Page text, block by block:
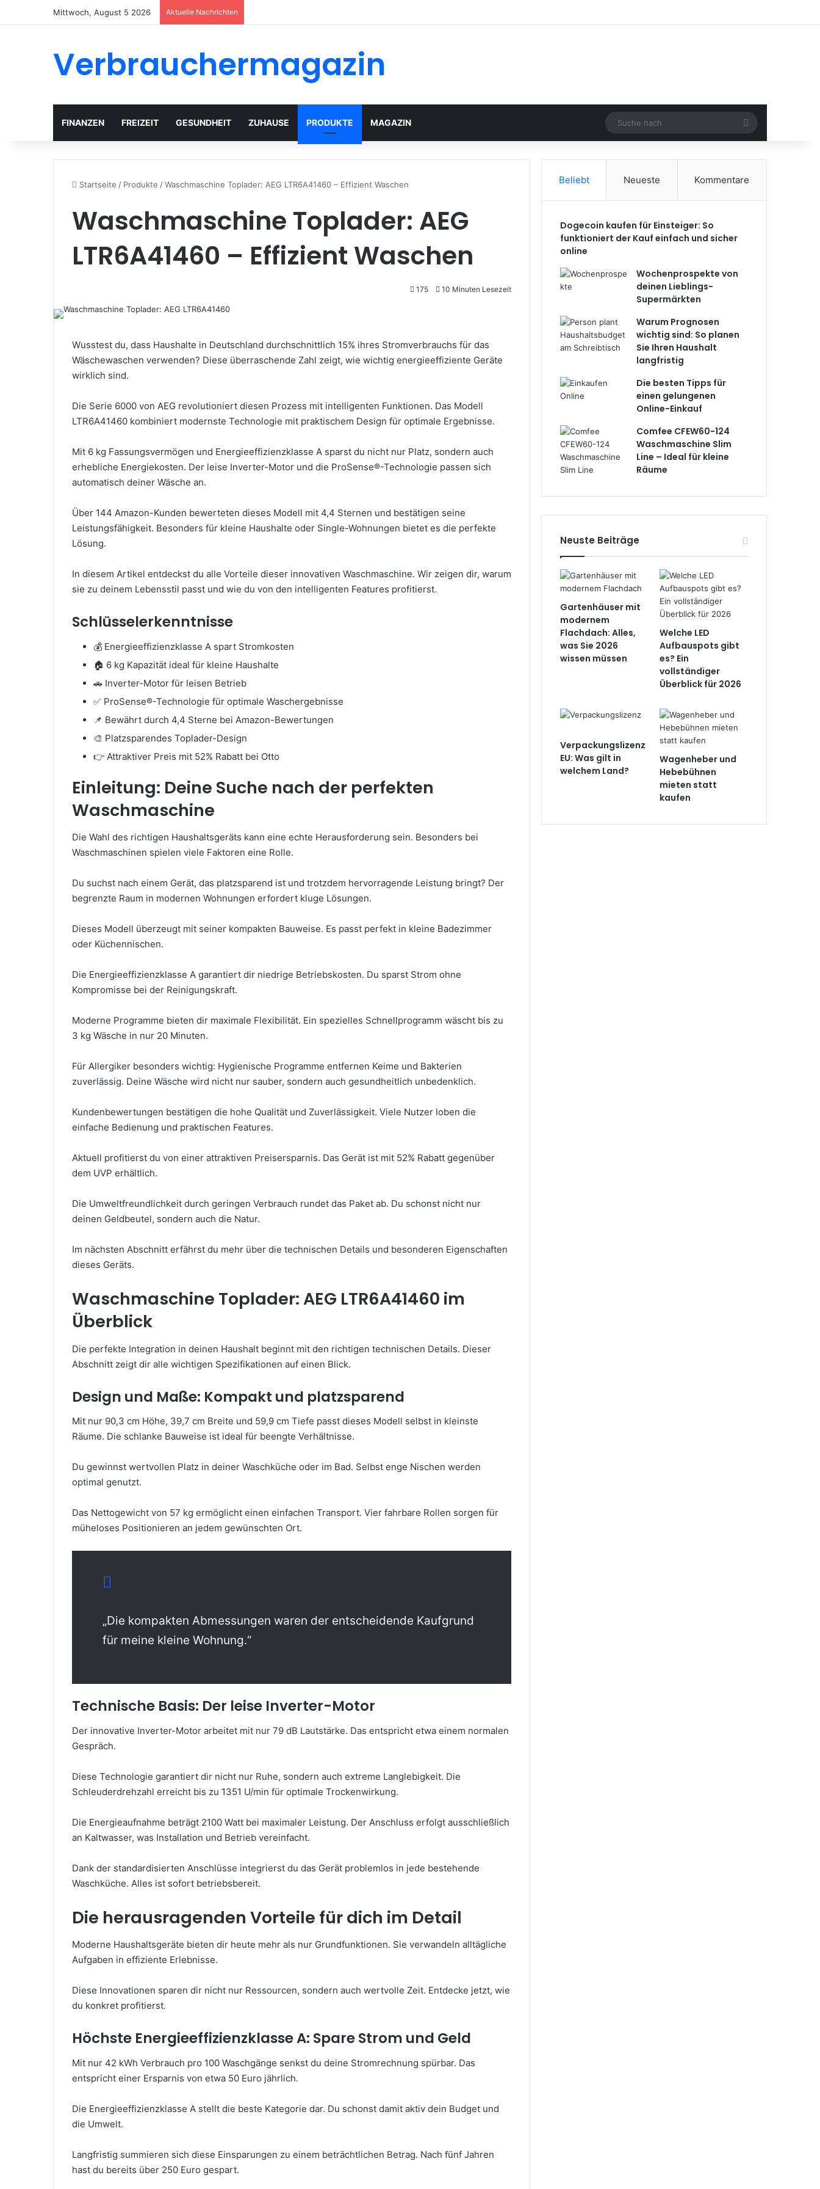
Mittwoch, August 5 2026 Aktuelle Nachrichten
Verbrauchermagazin
FINANZEN FREIZEIT GESUNDHEIT ZUHAUSE PRODUKTE MAGAZIN
Suche
nach
Startseite / Produkte /Waschmaschine Toplader: AEG LTR6A41460 – Effizient Waschen
Waschmaschine Toplader: AEG
LTR6A41460 – Effizient Waschen
175 10 Minuten Lesezeit
Wusstest du, dass Haushalte in Deutschland durchschnittlich 15% ihres Stromverbrauchs für das
Wäschewaschen verwenden? Diese überraschende Zahl zeigt, wie wichtig energieeffiziente Geräte
wirklich sind.
Die Serie 6000 von AEG revolutioniert diesen Prozess mit intelligenten Funktionen. Das Modell
LTR6A41460 kombiniert modernste Technologie mit praktischem Design für optimale Ergebnisse.
Mit 6 kg Fassungsvermögen und Energieeffizienzklasse A sparst du nicht nur Platz, sondern auch
erhebliche Energiekosten. Der leise Inverter-Motor und die ProSense®-Technologie passen sich
automatisch deiner Wäsche an.
Über 144 Amazon-Kunden bewerteten dieses Modell mit 4,4 Sternen und bestätigen seine
Leistungsfähigkeit. Besonders für kleine Haushalte oder Single-Wohnungen bietet es die perfekte
Lösung.
In diesem Artikel entdeckst du alle Vorteile dieser innovativen Waschmaschine. Wir zeigen dir, warum
sie zu deinem Lebensstil passt und wie du von den intelligenten Features profitierst.
Schlüsselerkenntnisse
💰 Energieeffizienzklasse A spart Stromkosten
🏠 6 kg Kapazität ideal für kleine Haushalte
🚗 Inverter-Motor für leisen Betrieb
✅ ProSense®-Technologie für optimale Waschergebnisse
📌 Bewährt durch 4,4 Sterne bei Amazon-Bewertungen
🎨 Platzsparendes Toplader-Design
👉 Attraktiver Preis mit 52% Rabatt bei Otto
Einleitung: Deine Suche nach der perfekten
Waschmaschine
Die Wahl des richtigen Haushaltsgeräts kann eine echte Herausforderung sein. Besonders bei
Waschmaschinen spielen viele Faktoren eine Rolle.
Du suchst nach einem Gerät, das platzsparend ist und trotzdem hervorragende Leistung bringt? Der
begrenzte Raum in modernen Wohnungen erfordert kluge Lösungen.
Dieses Modell überzeugt mit seiner kompakten Bauweise. Es passt perfekt in kleine Badezimmer
oder Küchennischen.
Die Energieeffizienzklasse A garantiert dir niedrige Betriebskosten. Du sparst Strom ohne
Kompromisse bei der Reinigungskraft.
Moderne Programme bieten dir maximale Flexibilität. Ein spezielles Schnellprogramm wäscht bis zu
3 kg Wäsche in nur 20 Minuten.
Für Allergiker besonders wichtig: Hygienische Programme entfernen Keime und Bakterien
zuverlässig. Deine Wäsche wird nicht nur sauber, sondern auch gesundheitlich unbedenklich.
Kundenbewertungen bestätigen die hohe Qualität und Zuverlässigkeit. Viele Nutzer loben die
einfache Bedienung und praktischen Features.
Aktuell profitierst du von einer attraktiven Preisersparnis. Das Gerät ist mit 52% Rabatt gegenüber
dem UVP erhältlich.
Die Umweltfreundlichkeit durch geringen Verbrauch rundet das Paket ab. Du schonst nicht nur
deinen Geldbeutel, sondern auch die Natur.
Im nächsten Abschnitt erfährst du mehr über die technischen Details und besonderen Eigenschaften
dieses Geräts.
Waschmaschine Toplader: AEG LTR6A41460 im
Überblick
Die perfekte Integration in deinen Haushalt beginnt mit den richtigen technischen Details. Dieser
Abschnitt zeigt dir alle wichtigen Spezifikationen auf einen Blick.
Design und Maße: Kompakt und platzsparend
Mit nur 90,3 cm Höhe, 39,7 cm Breite und 59,9 cm Tiefe passt dieses Modell selbst in kleinste
Räume. Die schlanke Bauweise ist ideal für beengte Verhältnisse.
Du gewinnst wertvollen Platz in deiner Waschküche oder im Bad. Selbst enge Nischen werden
optimal genutzt.
Das Nettogewicht von 57 kg ermöglicht einen einfachen Transport. Vier fahrbare Rollen sorgen für
müheloses Positionieren an jedem gewünschten Ort.
„Die kompakten Abmessungen waren der entscheidende Kaufgrund
für meine kleine Wohnung.“
Technische Basis: Der leise Inverter-Motor
Der innovative Inverter-Motor arbeitet mit nur 79 dB Lautstärke. Das entspricht etwa einem normalen
Gespräch.
Diese Technologie garantiert dir nicht nur Ruhe, sondern auch extreme Langlebigkeit. Die
Schleuderdrehzahl erreicht bis zu 1351 U/min für optimale Trockenwirkung.
Die Energieaufnahme beträgt 2100 Watt bei maximaler Leistung. Der Anschluss erfolgt ausschließlich
an Kaltwasser, was Installation und Betrieb vereinfacht.
Dank der standardisierten Anschlüsse integrierst du das Gerät problemlos in jede bestehende
Waschküche. Alles ist sofort betriebsbereit.
Die herausragenden Vorteile für dich im Detail
Moderne Haushaltsgeräte bieten dir heute mehr als nur Grundfunktionen. Sie verwandeln alltägliche
Aufgaben in effiziente Erlebnisse.
Diese Innovationen sparen dir nicht nur Ressourcen, sondern auch wertvolle Zeit. Entdecke jetzt, wie
du konkret profitierst.
Höchste Energieeffizienzklasse A: Spare Strom und Geld
Mit nur 42 kWh Verbrauch pro 100 Waschgänge senkst du deine Stromrechnung spürbar. Das
entspricht einer Ersparnis von etwa 50 Euro jährlich.
Die Energieeffizienzklasse A stellt die beste Kategorie dar. Du schonst damit aktiv dein Budget und
die Umwelt.
Langfristig summieren sich diese Einsparungen zu einem beträchtlichen Betrag. Nach fünf Jahren
hast du bereits über 250 Euro gespart.
Beliebt Neueste Kommentare
Dogecoin kaufen für Einsteiger: So
funktioniert der Kauf einfach und sicher
online
Wochenprospekte von
deinen Lieblings-
Supermärkten
Warum Prognosen
wichtig sind: So planen
Sie Ihren Haushalt
langfristig
Die besten Tipps für
einen gelungenen
Online-Einkauf
Comfee CFEW60-124
Waschmaschine Slim
Line – Ideal für kleine
Räume
Neuste Beiträge
Gartenhäuser mit
modernem
Flachdach: Alles,
was Sie 2026
wissen müssen
Welche LED
Aufbauspots gibt
es? Ein
vollständiger
Überblick für 2026
Verpackungslizenz
EU: Was gilt in
welchem Land?
Wagenheber und
Hebebühnen
mieten statt
kaufen